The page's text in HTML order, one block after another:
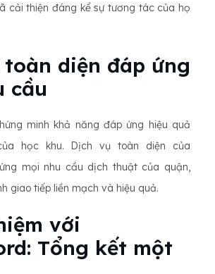
cải thiện đáng kể sự tương tác của họ
toàn diện đáp ứng
cầu
minh khả năng đáp ứng hiệu quả
học khu. Dịch vụ toàn diện của
mọi nhu cầu dịch thuật của quận,
giao tiếp liền mạch và hiệu quả.
với
Tổng kết một